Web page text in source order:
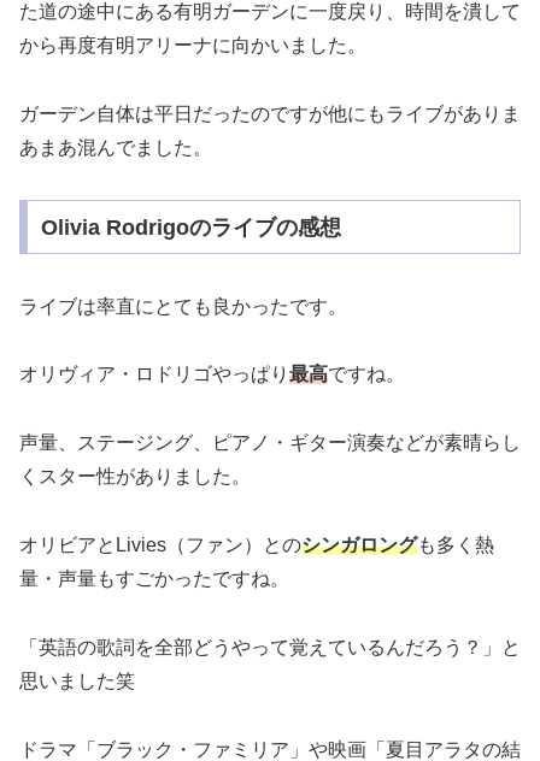
た道の途中にある有明ガーデンに一度戻り、時間を潰して
から再度有明アリーナに向かいました。
ガーデン自体は平日だったのですが他にもライブがありま
あまあ混んでました。
Olivia Rodrigoのライブの感想
ライブは率直にとても良かったです。
オリヴィア・ロドリゴやっぱり 最高ですね。
声量、ステージング、ピアノ・ギター演奏などが素晴らし
くスター性がありました。
オリビアとLivies（ファン）とのシンガロングも多く熱
量・声量もすごかったですね。
「英語の歌詞を全部どうやって覚えているんだろう？」と
思いました笑
ドラマ「ブラック・ファミリア」や映画「夏目アラタの結